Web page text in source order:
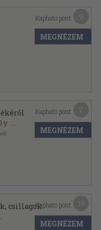
sorozat
Kapható pont:
MEGNÉZEM
...
sorozat
Kapható pont:
MEGNÉZEM
csillagokKapható pont:
MEGNÉZEM